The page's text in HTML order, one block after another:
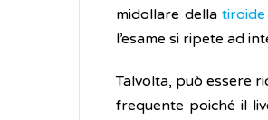
midollare della tiroide
l’esame si ripete ad
Talvolta, può essere
frequente poiché il